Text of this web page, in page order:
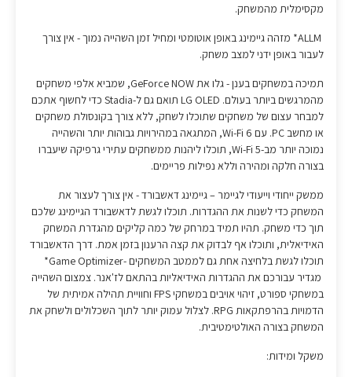
מקסימלית מהמשחק.
ALLM* מזהה גיימינג באופן אוטומטי ומחיל זמן השהייה נמוך - אין צורך
לעבור באופן ידני למצב משחק.
תמיכה במשחקים בענן - גלו את GeForce NOW, שמביא אלפי משחקים
מהמרגשים ביותר בעולם. LG OLED תואם גם ל-Stadia כדי לחשוף אתכם
למבחר עצום של משחקים שתוכלו לשחק, ללא צורך בקונסולת משחקים
או מחשב PC. עם Wi-Fi 6, המתגאה במהירויות גבוהות יותר והשהייה
נמוכה יותר מב-Wi-Fi 5, תוכלו ליהנות ממשחקים עתירי גרפיקה שיעברו
בצורה חלקה ומהירה וללא נפילות פריימים.
ממשק ייחודי וייעודי לגיימר – גיימינג דאשבורד - אין צורך לעצור את
המשחק כדי לשנות את ההגדרות. תוכלו לגשת לדאשבורד הגיימינג שלכם
תוך כדי משחק. תהיו תמיד במרחק של כמה קליקים מהגדרת המשחק
האידיאלית, ותוכלו אף לבדוק את קצה הרענון בזמן אמת. דרך הדאשבורד
תוכלו לגשת בלחיצה אחת גם לממטב המשחקים -Game Optimizer*
מגדיר עבורכם את ההגדרות האידיאליות בהתאם לז'אנר. צמצום השהייה
במשחקי ספורט, זיהוי אויבים במשחקי FPS וחוויית תהילה אמיתית של
הדמויות בהרפתקאות RPG. לצלול עמוק יותר לתוך השכלולים ולשחק את
המשחק בצורה האולטימטיבית.
משקל ומידות: